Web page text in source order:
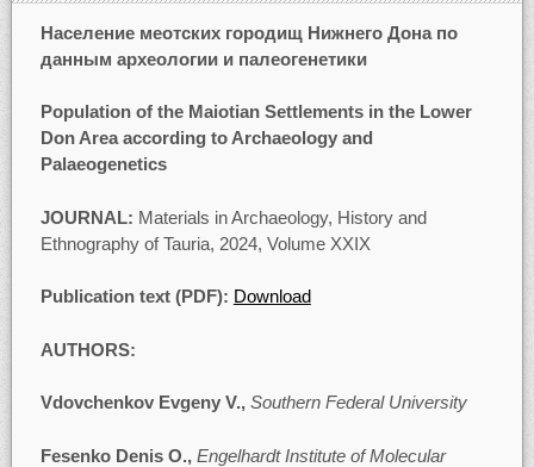
Население меотских городищ Нижнего Дона по
данным археологии и палеогенетики
Population of the Maiotian Settlements in the Lower
Don Area according to Archaeology and
Palaeogenetics
JOURNAL: Materials in Archaeology, History and
Ethnography of Tauria, 2024, Volume XXIХ
Publication text (PDF): Download
AUTHORS:
Vdovchenkov Evgeny V., Southern Federal University
Fesenko Denis O., Engelhardt Institute of Molecular